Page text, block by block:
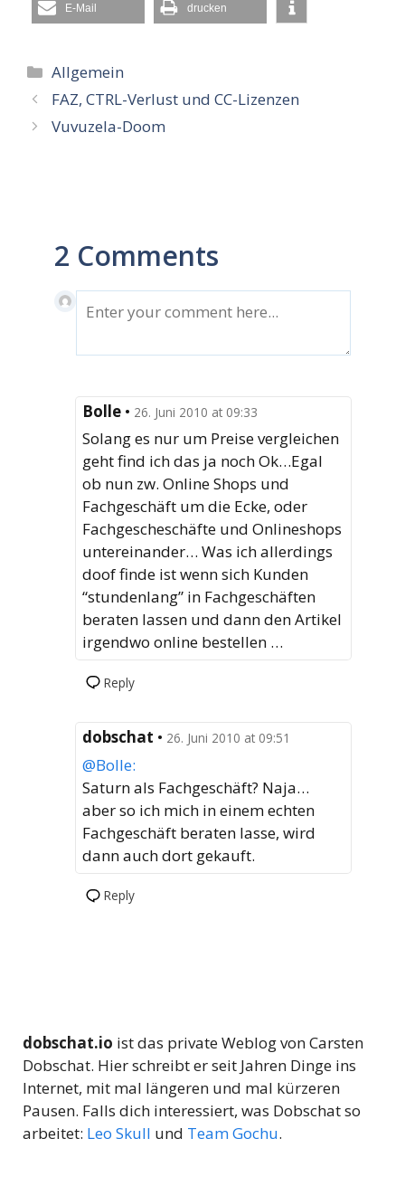
E-Mail drucken
Kategorien
Allgemein
FAZ, CTRL-Verlust und CC-Lizenzen
Vuvuzela-Doom
2 Comments
Bolle • 26. Juni 2010 at 09:33
Solang es nur um Preise vergleichen
geht find ich das ja noch Ok…Egal
ob nun zw. Online Shops und
Fachgeschäft um die Ecke, oder
Fachgescheschäfte und Onlineshops
untereinander… Was ich allerdings
doof finde ist wenn sich Kunden
“stundenlang” in Fachgeschäften
beraten lassen und dann den Artikel
irgendwo online bestellen …
Reply
dobschat • 26. Juni 2010 at 09:51
@Bolle:
Saturn als Fachgeschäft? Naja…
aber so ich mich in einem echten
Fachgeschäft beraten lasse, wird
dann auch dort gekauft.
Reply
dobschat.io ist das private Weblog von Carsten
Dobschat. Hier schreibt er seit Jahren Dinge ins
Internet, mit mal längeren und mal kürzeren
Pausen. Falls dich interessiert, was Dobschat so
arbeitet: Leo Skull und Team Gochu.